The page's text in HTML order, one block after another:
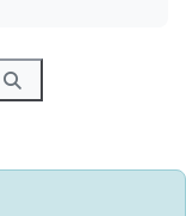
Forumları ara
Forumları ara